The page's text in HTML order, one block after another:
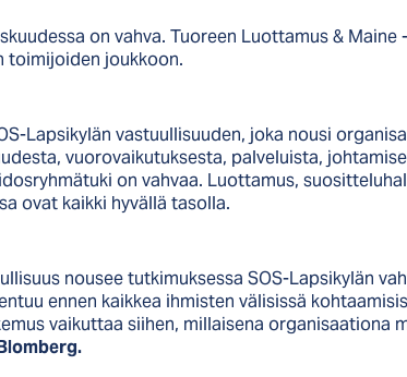
on vahva. Tuoreen Luottamus &
toimijoiden joukkoon.
Lapsikylän vastuullisuuden, joka nousi
vuorovaikutuksesta, palveluista,
on vahvaa. Luottamus,
ovat kaikki hyvällä tasolla.
nousee tutkimuksessa SOS-Lapsikylän
ennen kaikkea ihmisten välisissä
vaikuttaa siihen, millaisena organisaationa